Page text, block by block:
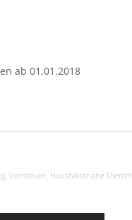
ab 01.01.2018
, Vorsteuer, Haushaltsnahe